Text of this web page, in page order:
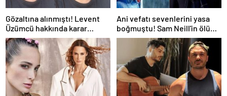
Gözaltına alınmıştı! Levent
Üzümcü hakkında karar
verildi
Ani vefatı sevenlerini yasa
boğmuştu! Sam Neill'in ölüm
nedeni belli oldu